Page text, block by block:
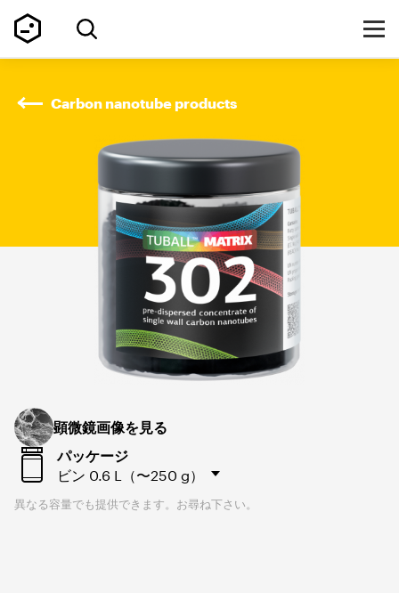
Carbon nanotube products
パッケージ
ビン 0.6 L（〜250 g）
異なる容量でも提供できます。お尋ね下さい。
顕微鏡画像を見る